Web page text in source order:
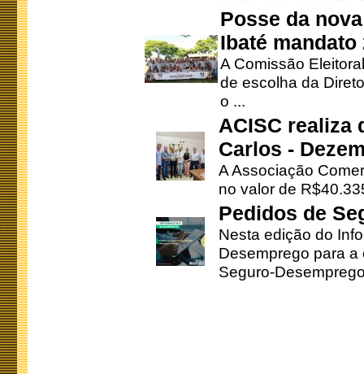
Posse da
Ibaté mandato
A Comissão
de escolha da
o ...
ACISC realiza
Carlos -
A Associação
no valor de
Pedidos de
Nesta edição do
Desemprego para
Seguro-